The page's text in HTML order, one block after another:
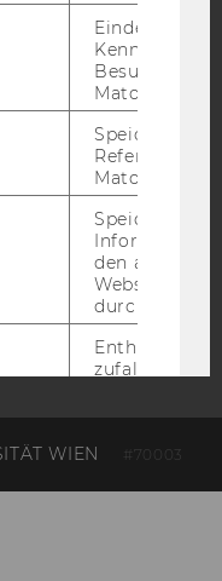
WIEN #70003
Eindeutige
Besuchers
Matomo.
Speicherung
Referrers
Matomo.
Speicherung
den aktuellen
durch
Enthält eine
verwendet
vom AMP-